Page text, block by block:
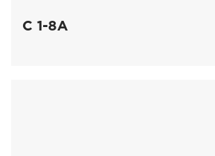
C 1-8A